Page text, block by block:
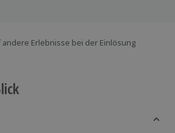
Erlebnisse bei der Einlösung